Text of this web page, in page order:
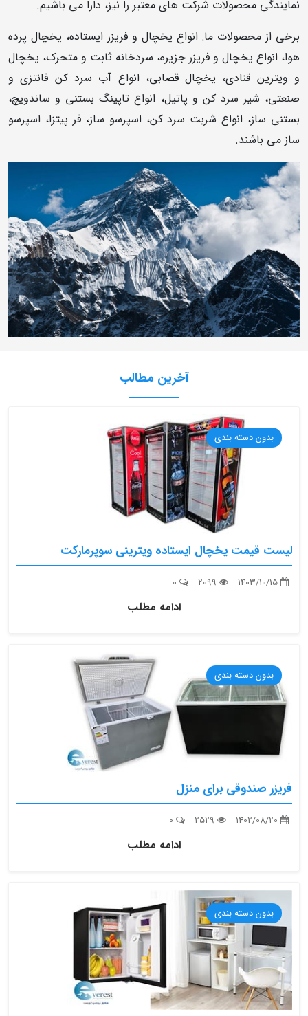
نمایندگی محصولات شرکت های معتبر را نیز، دارا می باشیم.
برخی از محصولات ما: انواع یخچال و فریزر ایستاده، یخچال پرده
هوا، انواع یخچال و فریزر جزیره، سردخانه ثابت و متحرک، یخچال
و ویترین قنادی، یخچال قصابی، انواع آب سرد کن فانتزی و
صنعتی، شیر سرد کن و پاتیل، انواع تاپینگ بستنی و ساندویچ،
بستنی ساز، انواع شربت سرد کن، اسپرسو ساز، فر پیتزا، اسپرسو
ساز می باشند.
آخرین مطالب
بدون دسته بندی
لیست قیمت یخچال ایستاده ویترینی سوپرمارکت
ادامه مطلب
بدون دسته بندی
فریزر صندوقی برای منزل
ادامه مطلب
بدون دسته بندی